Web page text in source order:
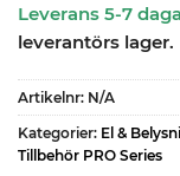
Leverans 5-7
leverantörs lager.
Artikelnr: N/A
Kategorier: El &
Tillbehör PRO Series